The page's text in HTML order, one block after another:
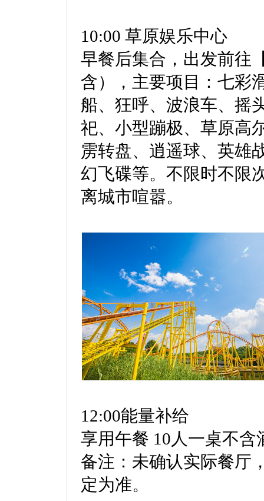
10:00 草原娱乐中心
早餐后集合，出发前往
含），主要项目：七彩
船、狂呼、波浪车、摇
祀、小型蹦极、草原高
雳转盘、逍遥球、英雄
幻飞碟等。不限时不限
离城市喧嚣。
12:00能量补给
享用午餐 10人一桌不含
备注：未确认实际餐厅
定为准。